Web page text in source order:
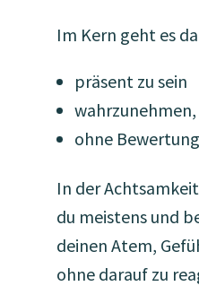
Im Kern geht es
präsent zu sein
ohne
In der
du meistens und
deinen Atem,
ohne darauf zu